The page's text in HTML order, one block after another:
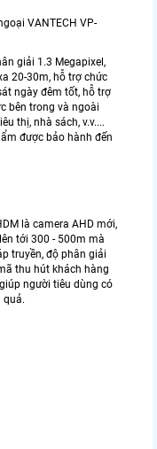
VANTECH VP-
giải 1.3 Megapixel,
20-30m, hỗ trợ chức
ngày đêm tốt, hỗ trợ
bên trong và ngoài
thị, nhà sách, v.v....
được bảo hành đến
là camera AHD mới,
tới 300 - 500m mà
truyền, độ phân giải
thu hút khách hàng
người tiêu dùng có
quả.